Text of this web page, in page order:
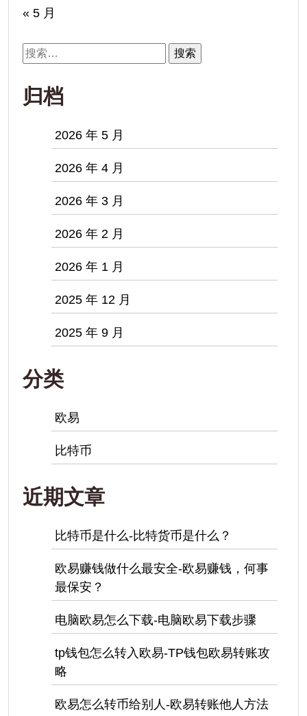
« 5 月
搜
索：
归档
2026 年 5 月
2026 年 4 月
2026 年 3 月
2026 年 2 月
2026 年 1 月
2025 年 12 月
2025 年 9 月
分类
欧易
比特币
近期文章
比特币是什么-比特货币是什么？
欧易赚钱做什么最安全-欧易赚钱，何事
最保安？
电脑欧易怎么下载-电脑欧易下载步骤
tp钱包怎么转入欧易-TP钱包欧易转账攻
略
欧易怎么转币给别人-欧易转账他人方法